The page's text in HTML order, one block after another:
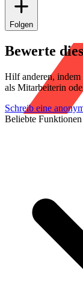
Folgen
Bewerte
Hilf anderen, indem
als Mitarbeiterin
Schreib eine
Beliebte Funktionen